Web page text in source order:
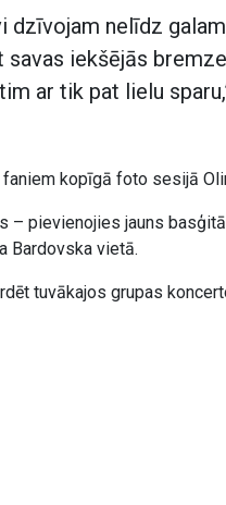
dzīvojam nelīdz
iekšējās
ar tik pat lielu
kopīgā foto sesijā
– pievienojies jauns
Bardovska vietā.
tuvākajos grupas